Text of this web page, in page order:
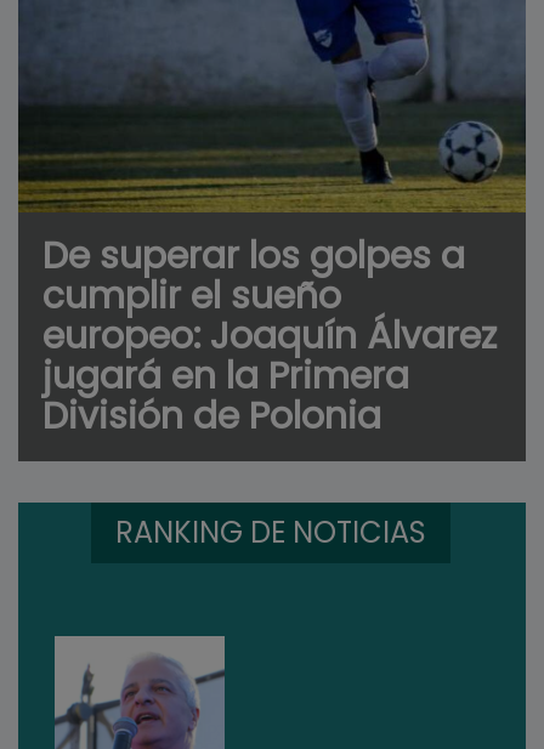
De superar los golpes a
cumplir el sueño
europeo: Joaquín Álvarez
jugará en la Primera
División de Polonia
RANKING DE NOTICIAS